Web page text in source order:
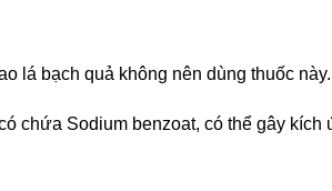
lá bạch quả không nên dùng thuốc này.
chứa Sodium benzoat, có thể gây kích